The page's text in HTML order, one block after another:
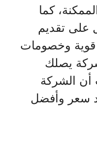
كما
على تقديم
قوية وخصومات
يصلك
أن الشركة
سعر وأفضل